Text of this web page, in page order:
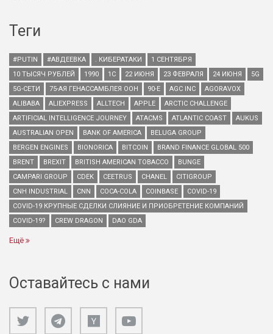
Теги
#PUTIN #АВДЕЕВКА . КИБЕРАТАКИ
1 СЕНТЯБРЯ
10 ТЫСЯЧ РУБЛЕЙ
1990 1С 22 ИЮНЯ 23 ФЕВРАЛЯ 24 ИЮНЯ
5G
5G-СЕТИ
75-АЯ ГЕНАССАМБЛЕЯ ООН 90-Е AGC INC
AGORAVOX
ALIBABA
ALIEXPRESS ALLTECH APPLE
ARCTIC CHALLENGE
ARTIFICIAL INTELLIGENCE JOURNEY
ATACMS ATLANTIC COAST
AUKUS
AUSTRALIAN OPEN
BANK OF AMERICA
BELUGA GROUP
BERGEN ENGINES
BIONORICA BITCOIN
BRAND FINANCE GLOBAL 500
BRENT
BREXIT BRITISH AMERICAN TOBACCO
BUNGE
CAMPARI GROUP
CDEK CEETRUS CHANEL
CITIGROUP
CNH INDUSTRIAL
CNN COCA-COLA COINBASE
COVID-19
COVID-19 КРУПНЫЕ СДЕЛКИ СЛИЯНИЕ И ПРИОБРЕТЕНИЕ КОМПАНИЙ
COVID-19?
CREW DRAGON DAO GDA
Ещё
Оставайтесь с нами